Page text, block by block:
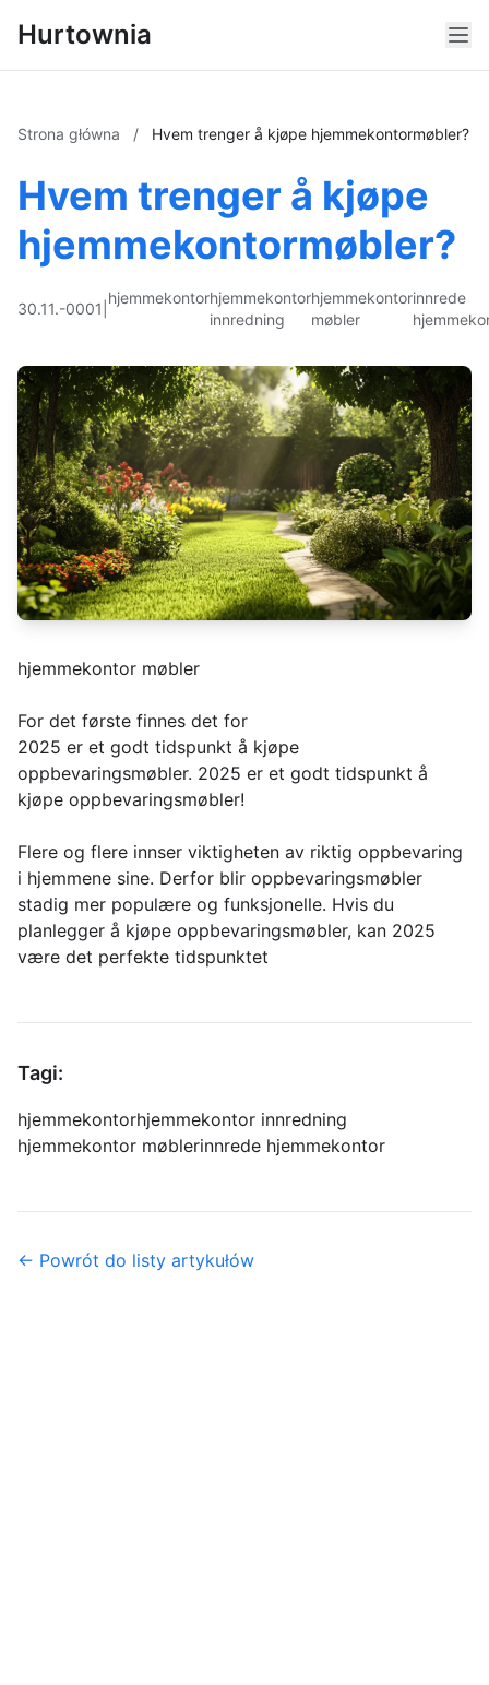
Hurtownia
Strona główna / Hvem trenger å kjøpe hjemmekontormøbler?
Hvem trenger å kjøpe
hjemmekontormøbler?
30.11.-0001
hjemmekontorhjemmekontor
innredning
hjemmekontor
møbler
innrede
hjemmekontor møbler
For det første finnes det for
2025 er et godt tidspunkt å kjøpe
oppbevaringsmøbler. 2025 er et godt tidspunkt å
kjøpe oppbevaringsmøbler!
Flere og flere innser viktigheten av riktig oppbevaring
i hjemmene sine. Derfor blir oppbevaringsmøbler
stadig mer populære og funksjonelle. Hvis du
planlegger å kjøpe oppbevaringsmøbler, kan 2025
være det perfekte tidspunktet
Tagi:
hjemmekontorhjemmekontor innredning
hjemmekontor møblerinnrede hjemmekontor
← Powrót do listy artykułów